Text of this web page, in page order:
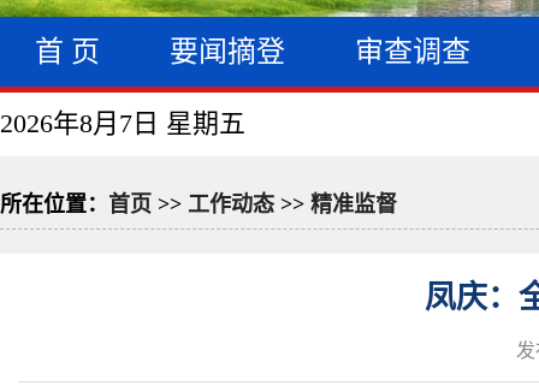
首 页 要闻摘登 审查调查
2026年8月7日 星期五
所在位置： 首页 >> 工作动态 >> 精准监督
凤庆：